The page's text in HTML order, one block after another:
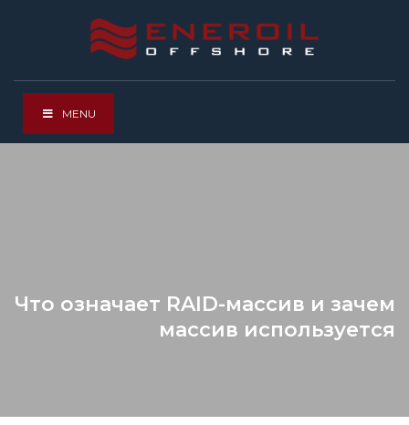
MENU
Что означает RAID-массив и зачем
массив используется